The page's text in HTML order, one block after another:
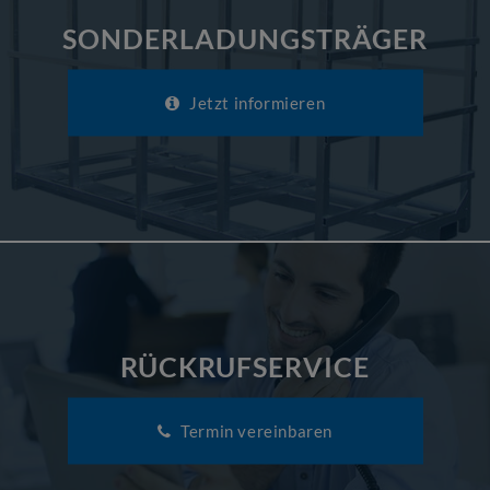
SONDERLADUNGSTRÄGER
Jetzt informieren
RÜCKRUFSERVICE
Termin vereinbaren